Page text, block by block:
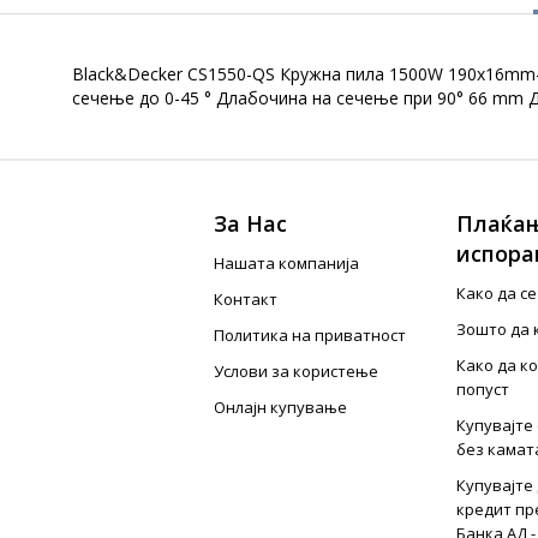
Black&Decker CS1550-QS Кружна пила 1500W
сечење до 0-45 ° Длабочина на сечење при 90° 66
За Нас
Нашата компанија
Контакт
Политика на приватност
Услови за користење
Онлајн купување
Како да
Зошто да
Како да
попуст
без
кредит
Банка АД -